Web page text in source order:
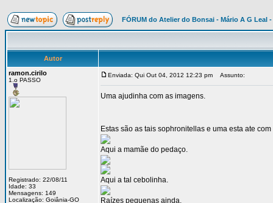
FÓRUM do Atelier do Bonsai - Mário A G Leal
Autor
ramon.cirilo
1.o PASSO
Registrado: 22/08/11
Idade: 33
Mensagens: 149
Localização: Goiânia-GO
Enviada: Qui Out 04, 2012 12:23 pm Assunto:
Uma ajudinha com as imagens.
Estas são as tais sophronitellas e uma esta ate
Aqui a mamãe do pedaço.
Aqui a tal cebolinha.
Raízes pequenas ainda.